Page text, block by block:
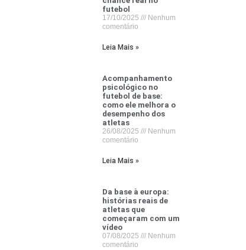
futebol
17/10/2025
Nenhum
comentário
Leia Mais »
Acompanhamento
psicológico no
futebol de base:
como ele melhora o
desempenho dos
atletas
26/08/2025
Nenhum
comentário
Leia Mais »
Da base à europa:
histórias reais de
atletas que
começaram com um
vídeo
07/08/2025
Nenhum
comentário